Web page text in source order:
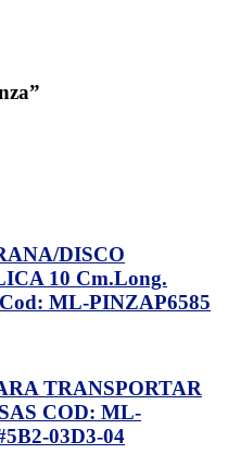
DISCO
10 Cm.Long.
ML-PINZAP6585
TRANSPORTAR
COD: ML-
03D3-04